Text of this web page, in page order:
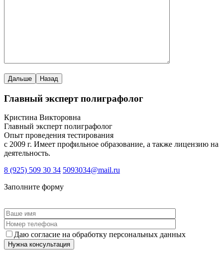
Назад
Главный эксперт полиграфолог
Кристина Викторовна
Главный эксперт полиграфолог
Опыт проведения тестирования
с 2009 г. Имеет профильное образование, а также лицензию на
деятельность.
8 (925) 509 30 34 5093034@mail.ru
Заполните форму
Даю согласие на обработку персональных данных